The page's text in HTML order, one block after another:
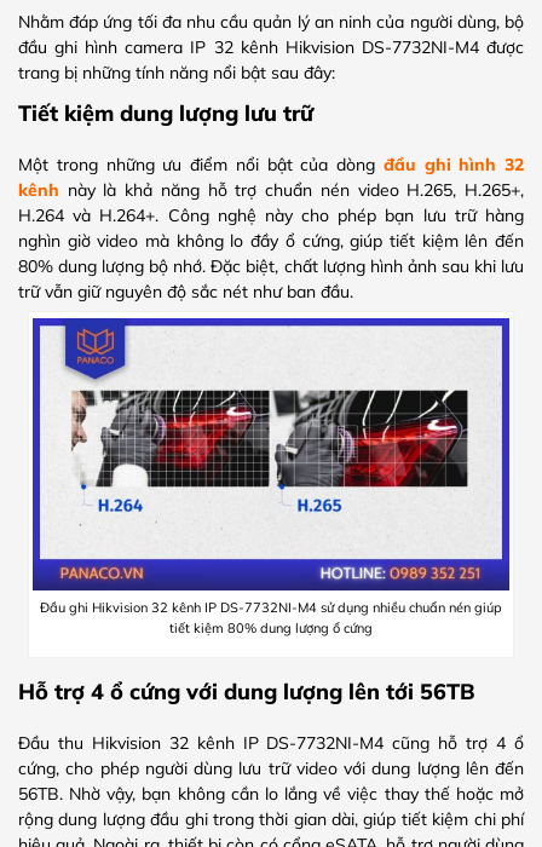
Nhằm đáp ứng tối đa nhu cầu quản lý an ninh của người dùng, bộ
đầu ghi hình camera IP 32 kênh Hikvision DS-7732NI-M4 được
trang bị những tính năng nổi bật sau đây:
Tiết kiệm dung lượng lưu trữ
Một trong những ưu điểm nổi bật của dòng đầu ghi hình 32
kênh này là khả năng hỗ trợ chuẩn nén video H.265, H.265+,
H.264 và H.264+. Công nghệ này cho phép bạn lưu trữ hàng
nghìn giờ video mà không lo đầy ổ cứng, giúp tiết kiệm lên đến
80% dung lượng bộ nhớ. Đặc biệt, chất lượng hình ảnh sau khi lưu
trữ vẫn giữ nguyên độ sắc nét như ban đầu.
Đầu ghi Hikvision 32 kênh IP DS-7732NI-M4 sử dụng nhiều chuẩn nén giúp
tiết kiệm 80% dung lượng ổ cứng
Hỗ trợ 4 ổ cứng với dung lượng lên tới 56TB
Đầu thu Hikvision 32 kênh IP DS-7732NI-M4 cũng hỗ trợ 4 ổ
cứng, cho phép người dùng lưu trữ video với dung lượng lên đến
56TB. Nhờ vậy, bạn không cần lo lắng về việc thay thế hoặc mở
rộng dung lượng đầu ghi trong thời gian dài, giúp tiết kiệm chi phí